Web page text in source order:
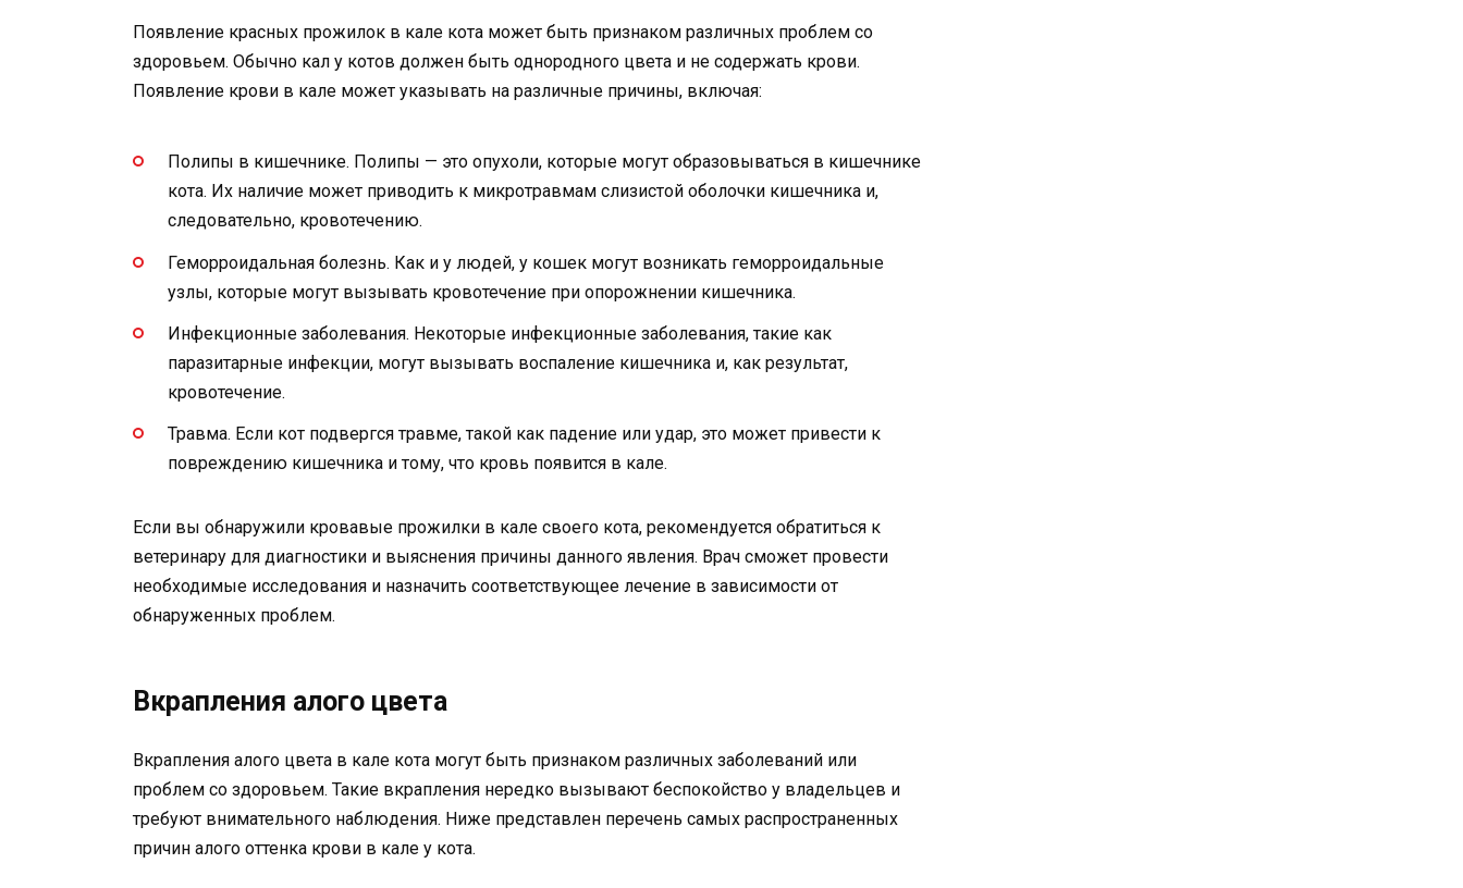
Появление красных прожилок в кале кота может быть признаком различных проблем со
здоровьем. Обычно кал у котов должен быть однородного цвета и не содержать крови.
Появление крови в кале может указывать на различные причины, включая:
Полипы в кишечнике. Полипы — это опухоли, которые могут образовываться в кишечнике
кота. Их наличие может приводить к микротравмам слизистой оболочки кишечника и,
следовательно, кровотечению.
Геморроидальная болезнь. Как и у людей, у кошек могут возникать геморроидальные
узлы, которые могут вызывать кровотечение при опорожнении кишечника.
Инфекционные заболевания. Некоторые инфекционные заболевания, такие как
паразитарные инфекции, могут вызывать воспаление кишечника и, как результат,
кровотечение.
Травма. Если кот подвергся травме, такой как падение или удар, это может привести к
повреждению кишечника и тому, что кровь появится в кале.
Если вы обнаружили кровавые прожилки в кале своего кота, рекомендуется обратиться к
ветеринару для диагностики и выяснения причины данного явления. Врач сможет провести
необходимые исследования и назначить соответствующее лечение в зависимости от
обнаруженных проблем.
Вкрапления алого цвета
Вкрапления алого цвета в кале кота могут быть признаком различных заболеваний или
проблем со здоровьем. Такие вкрапления нередко вызывают беспокойство у владельцев и
требуют внимательного наблюдения. Ниже представлен перечень самых распространенных
причин алого оттенка крови в кале у кота.